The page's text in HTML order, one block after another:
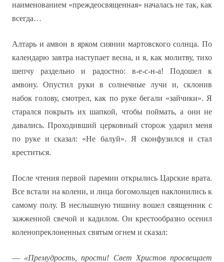
наименованием «преждеосвященная» началась не так, как
всегда…
Алтарь и амвон в ярком сиянии мартовского солнца. По
календарю завтра наступает весна, и я, как молитву, тихо
шепчу раздельно и радостно: в-е-с-н-а! Подошел к
амвону. Опустил руки в солнечные лучи и, склонив
набок голову, смотрел, как по руке бегали «зайчики». Я
старался покрыть их шапкой, чтобы поймать, а они не
давались. Проходивший церковный сторож ударил меня
по руке и сказал: «Не балуй». Я сконфузился и стал
креститься.
После чтения первой паремии открылись Царские врата.
Все встали на колени, и лица богомольцев наклонились к
самому полу. В неслышную тишину вошел священник с
зажженной свечой и кадилом. Он крестообразно осенил
коленопреклоненных святым огнем и сказал:
— «Премудрость, прости! Свет Христов просвещает